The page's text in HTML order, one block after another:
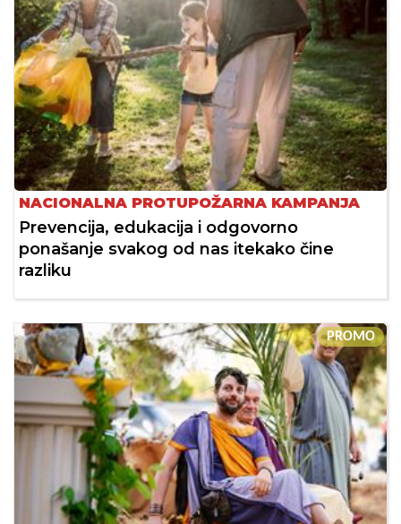
NACIONALNA PROTUPOŽARNA KAMPANJA
Prevencija, edukacija i odgovorno
ponašanje svakog od nas itekako čine
razliku
PROMO